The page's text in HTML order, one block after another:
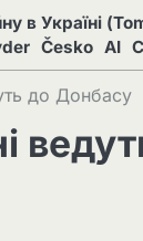
в Україні
Česko AI
до Донбасу